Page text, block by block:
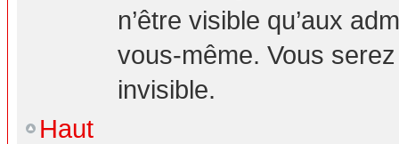
n’être visible qu’aux
vous-même. Vous
invisible.
Haut